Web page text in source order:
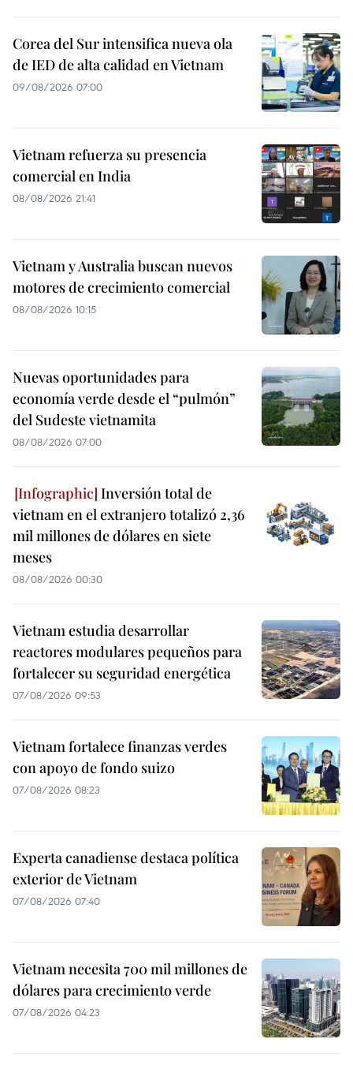
Corea del Sur intensifica nueva ola
de IED de alta calidad en Vietnam
09/08/2026 07:00
Vietnam refuerza su presencia
comercial en India
08/08/2026 21:41
Vietnam y Australia buscan nuevos
motores de crecimiento comercial
08/08/2026 10:15
Nuevas oportunidades para
economía verde desde el “pulmón”
del Sudeste vietnamita
08/08/2026 07:00
Inversión total de
vietnam en el extranjero totalizó 2,36
mil millones de dólares en siete
meses
08/08/2026 00:30
Vietnam estudia desarrollar
reactores modulares pequeños para
fortalecer su seguridad energética
07/08/2026 09:53
Vietnam fortalece finanzas verdes
con apoyo de fondo suizo
07/08/2026 08:23
Experta canadiense destaca política
exterior de Vietnam
07/08/2026 07:40
Vietnam necesita 700 mil millones de
dólares para crecimiento verde
07/08/2026 04:23